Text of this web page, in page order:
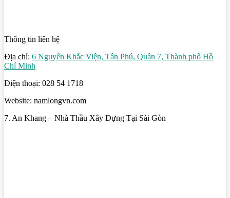
Thông tin liên hệ
Địa chỉ: 6 Nguyễn Khắc Viện, Tân Phú, Quận 7, Thành phố Hồ
Chí Minh
Điện thoại: 028 54 1718
Website: namlongvn.com
7. An Khang – Nhà Thầu Xây Dựng Tại Sài Gòn